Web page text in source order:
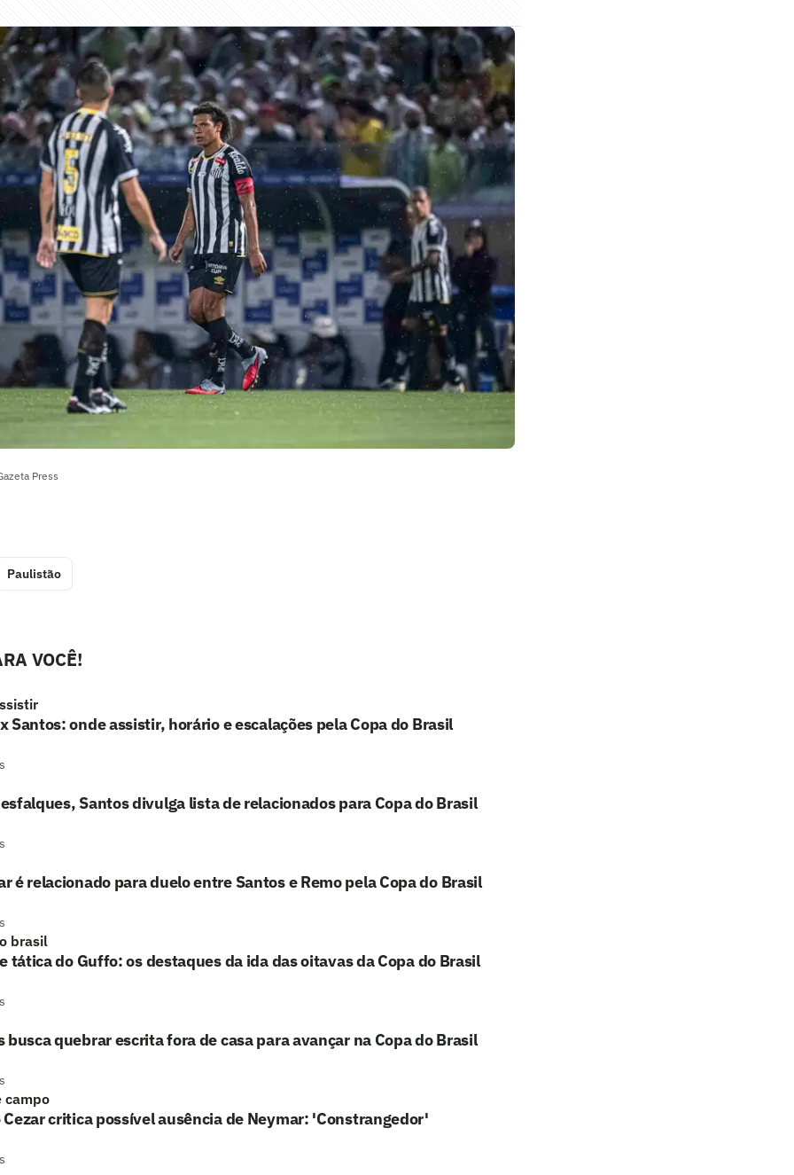
Press
Paulistão
VOCÊ!
Santos: onde assistir, horário e escalações pela Copa do Brasil
Santos divulga lista de relacionados para Copa do Brasil
é relacionado para duelo entre Santos e Remo pela Copa do Brasil
brasil
tática do Guffo: os destaques da ida das oitavas da Copa do Brasil
busca quebrar escrita fora de casa para avançar na Copa do Brasil
campo
Cezar critica possível ausência de Neymar: 'Constrangedor'